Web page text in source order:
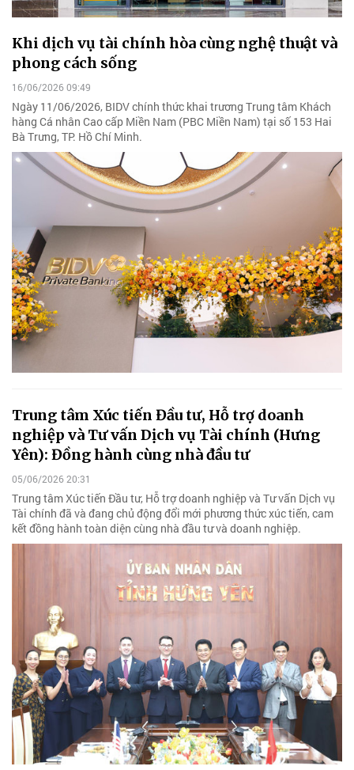
Khi dịch vụ tài chính hòa cùng nghệ thuật và
phong cách sống
16/06/2026 09:49
Ngày 11/06/2026, BIDV chính thức khai trương Trung tâm Khách
hàng Cá nhân Cao cấp Miền Nam (PBC Miền Nam) tại số 153 Hai
Bà Trưng, TP. Hồ Chí Minh.
Trung tâm Xúc tiến Đầu tư, Hỗ trợ doanh
nghiệp và Tư vấn Dịch vụ Tài chính (Hưng
Yên): Đồng hành cùng nhà đầu tư
05/06/2026 20:31
Trung tâm Xúc tiến Đầu tư, Hỗ trợ doanh nghiệp và Tư vấn Dịch vụ
Tài chính đã và đang chủ động đổi mới phương thức xúc tiến, cam
kết đồng hành toàn diện cùng nhà đầu tư và doanh nghiệp.